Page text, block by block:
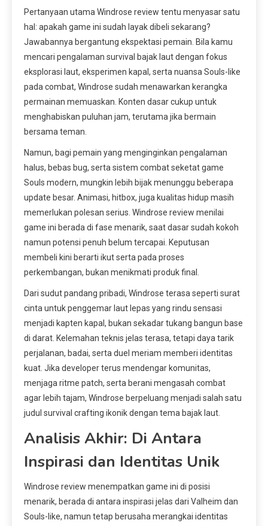
Pertanyaan utama Windrose review tentu menyasar satu
hal: apakah game ini sudah layak dibeli sekarang?
Jawabannya bergantung ekspektasi pemain. Bila kamu
mencari pengalaman survival bajak laut dengan fokus
eksplorasi laut, eksperimen kapal, serta nuansa Souls-like
pada combat, Windrose sudah menawarkan kerangka
permainan memuaskan. Konten dasar cukup untuk
menghabiskan puluhan jam, terutama jika bermain
bersama teman.
Namun, bagi pemain yang menginginkan pengalaman
halus, bebas bug, serta sistem combat seketat game
Souls modern, mungkin lebih bijak menunggu beberapa
update besar. Animasi, hitbox, juga kualitas hidup masih
memerlukan polesan serius. Windrose review menilai
game ini berada di fase menarik, saat dasar sudah kokoh
namun potensi penuh belum tercapai. Keputusan
membeli kini berarti ikut serta pada proses
perkembangan, bukan menikmati produk final.
Dari sudut pandang pribadi, Windrose terasa seperti surat
cinta untuk penggemar laut lepas yang rindu sensasi
menjadi kapten kapal, bukan sekadar tukang bangun base
di darat. Kelemahan teknis jelas terasa, tetapi daya tarik
perjalanan, badai, serta duel meriam memberi identitas
kuat. Jika developer terus mendengar komunitas,
menjaga ritme patch, serta berani mengasah combat
agar lebih tajam, Windrose berpeluang menjadi salah satu
judul survival crafting ikonik dengan tema bajak laut.
Analisis Akhir: Di Antara
Inspirasi dan Identitas Unik
Windrose review menempatkan game ini di posisi
menarik, berada di antara inspirasi jelas dari Valheim dan
Souls-like, namun tetap berusaha merangkai identitas